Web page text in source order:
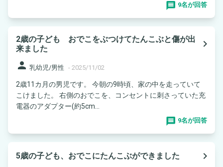
9名が回答
2歳の子ども おでこをぶつけてたんこぶと傷が出
来ました
navigate_next
person 乳幼児/男性 - 2025/11/02
2歳11カ月の男児です。 今朝の9時頃、家の中を走っていて
こけました。 右側のおでこを、コンセントに刺さっていた充
電器のアダプター(約5cm...
9名が回答
5歳の子ども、おでこにたんこぶができました
navigate_next